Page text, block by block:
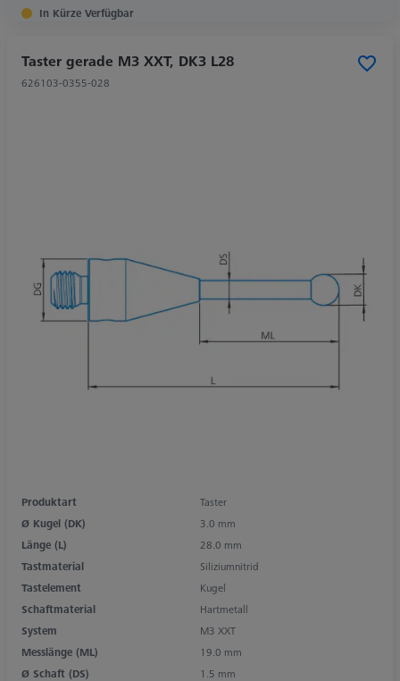
In Kürze Verfügbar
Taster gerade M3 XXT, DK3 L28
626103-0355-028
Produktart
Taster
Ø Kugel (DK)
3.0 mm
Länge (L)
28.0 mm
Tastmaterial
Siliziumnitrid
Tastelement
Kugel
Schaftmaterial
Hartmetall
System
M3 XXT
Messlänge (ML)
19.0 mm
Ø Schaft (DS)
1.5 mm